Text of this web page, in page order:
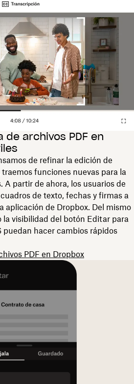
de archivos PDF en
de refinar la edición de
traemos funciones nuevas para la
A partir de ahora, los usuarios de
de texto, fechas y firmas a
aplicación de Dropbox. Del mismo
la visibilidad del botón Editar para
puedan hacer cambios rápidos
PDF en Dropbox